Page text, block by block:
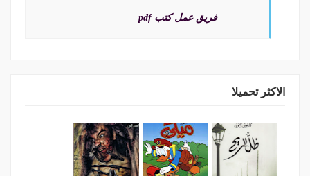
فريق عمل كتب pdf
الاكثر تحميلا